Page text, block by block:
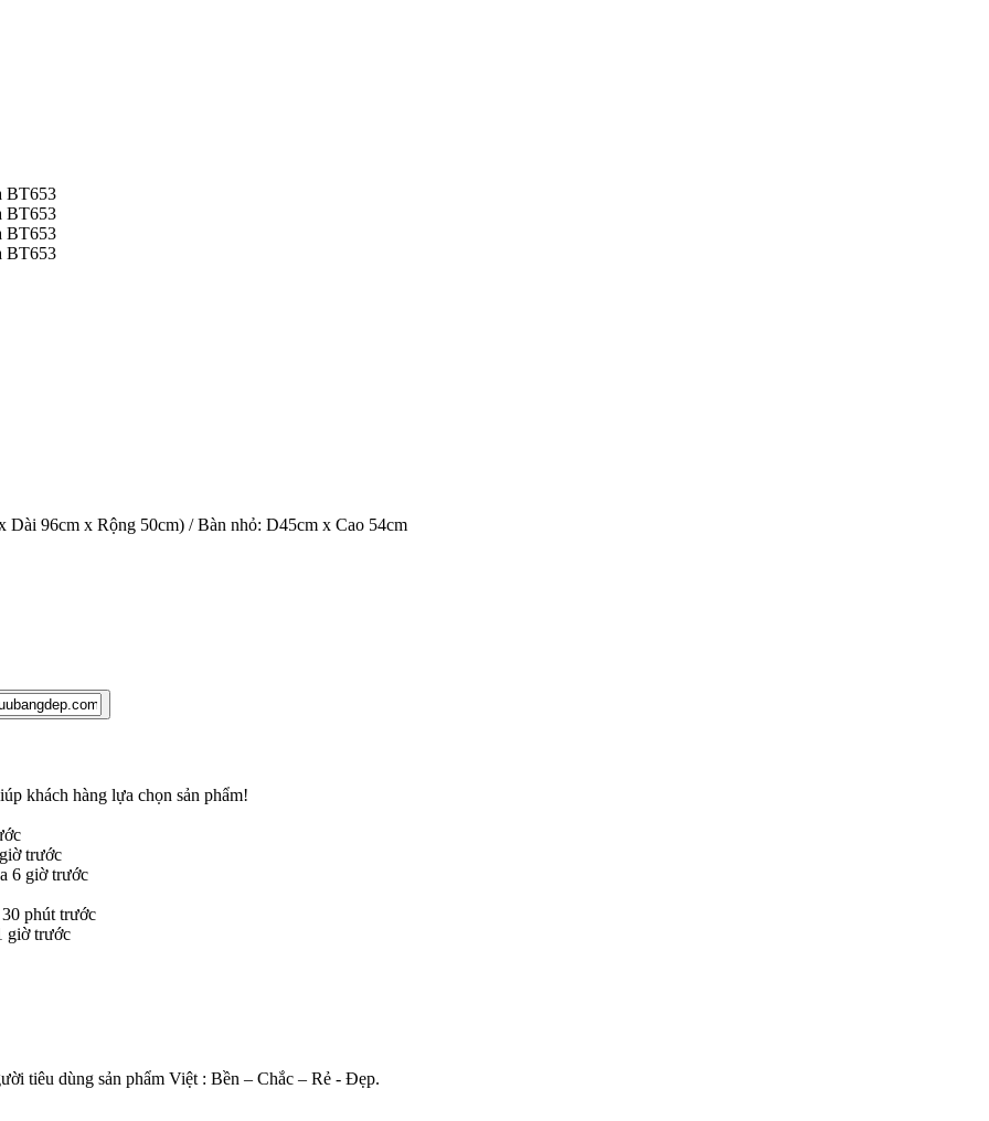
96cm x Rộng 50cm) / Bàn nhỏ: D45cm x Cao 54cm
khách hàng lựa chọn sản phẩm!
trước
6 giờ trước
phút trước
giờ trước
tiêu dùng sản phẩm Việt : Bền – Chắc – Rẻ - Đẹp.